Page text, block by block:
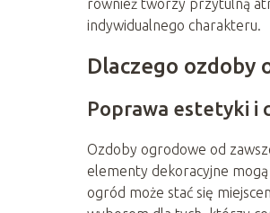
indywidualnego charakteru.
Dlaczego ozdoby
Poprawa estetyki i
Ozdoby ogrodowe od
elementy dekoracyjne mogą
ogród może stać się